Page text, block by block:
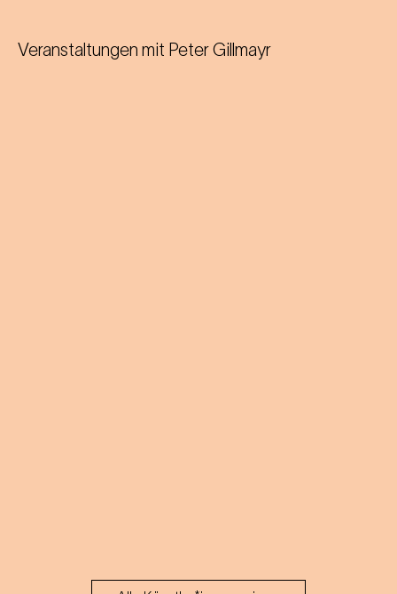
Veranstaltungen mit Peter Gillmayr